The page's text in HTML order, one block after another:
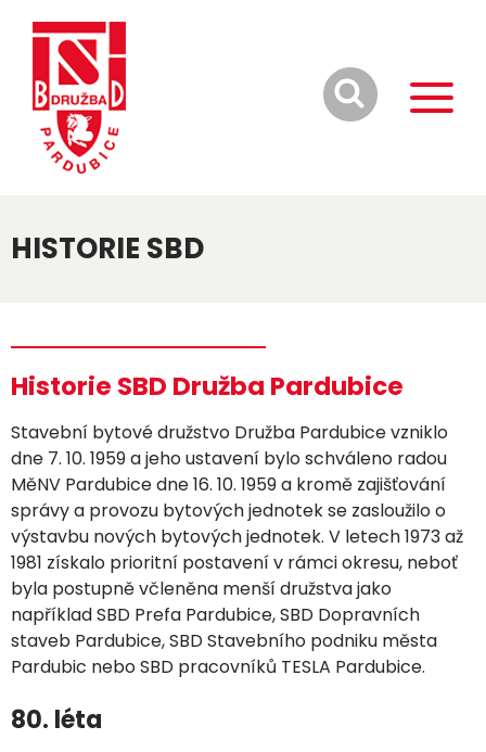
HISTORIE SBD
Historie SBD Družba Pardubice
Stavební bytové družstvo Družba Pardubice vzniklo
dne 7. 10. 1959 a jeho ustavení bylo schváleno radou
MěNV Pardubice dne 16. 10. 1959 a kromě zajišťování
správy a provozu bytových jednotek se zasloužilo o
výstavbu nových bytových jednotek. V letech 1973 až
1981 získalo prioritní postavení v rámci okresu, neboť
byla postupně včleněna menší družstva jako
například SBD Prefa Pardubice, SBD Dopravních
staveb Pardubice, SBD Stavebního podniku města
Pardubic nebo SBD pracovníků TESLA Pardubice.
80. léta